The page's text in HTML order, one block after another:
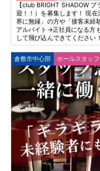
【club BRIGHT SHADOW
迎！！）を募集します！ 現
界に無縁」の方や「接客未
アルバイト→正社員になる方
して飛び込んできてください
倉敷市中心部 ホールスタッフ